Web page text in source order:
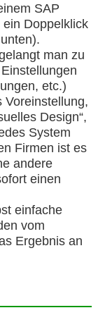
SAP
Doppelklick
man zu
etc.)
Voreinstellung,
Design“,
System
Firmen ist es
andere
einen
einfache
vom
Ergebnis an